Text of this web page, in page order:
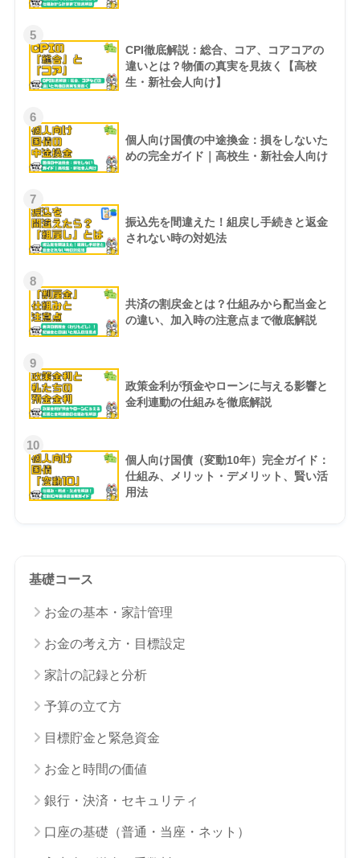
5
CPI徹底解説：総合、コア、コアコアの
違いとは？物価の真実を見抜く【高校
生・新社会人向け】
6
個人向け国債の中途換金：損をしないた
めの完全ガイド｜高校生・新社会人向け
7
振込先を間違えた！組戻し手続きと返金
されない時の対処法
8
共済の割戻金とは？仕組みから配当金と
の違い、加入時の注意点まで徹底解説
9
政策金利が預金やローンに与える影響と
金利連動の仕組みを徹底解説
10
個人向け国債（変動10年）完全ガイド：
仕組み、メリット・デメリット、賢い活
用法
基礎コース
お金の基本・家計管理
お金の考え方・目標設定
家計の記録と分析
予算の立て方
目標貯金と緊急資金
お金と時間の価値
銀行・決済・セキュリティ
口座の基礎（普通・当座・ネット）